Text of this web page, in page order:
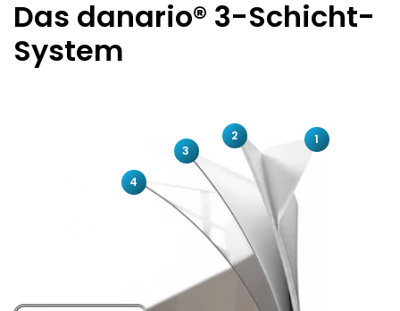
Das danario® 3-Schicht-
System
1
2
3
4